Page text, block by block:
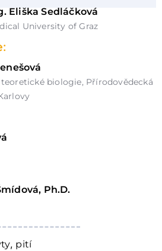
Eliška Sedláčková
University of Graz
biologie, Přírodovědecká
Ph.D.
, pití